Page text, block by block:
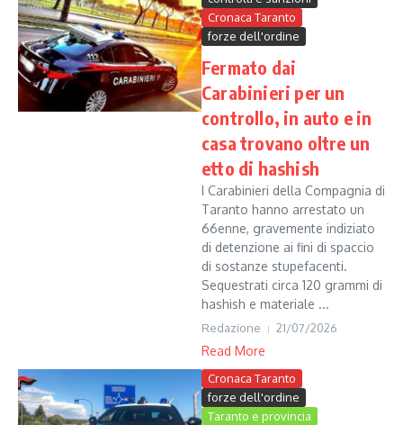
Cronaca Taranto
forze dell'ordine
Fermato dai
Carabinieri per un
controllo, in auto e in
casa trovano oltre un
etto di hashish
I Carabinieri della Compagnia di
Taranto hanno arrestato un
66enne, gravemente indiziato
di detenzione ai fini di spaccio
di sostanze stupefacenti.
Sequestrati circa 120 grammi di
hashish e materiale ...
Redazione 21/07/2026
Read More
Cronaca Taranto
forze dell'ordine
Taranto e provincia